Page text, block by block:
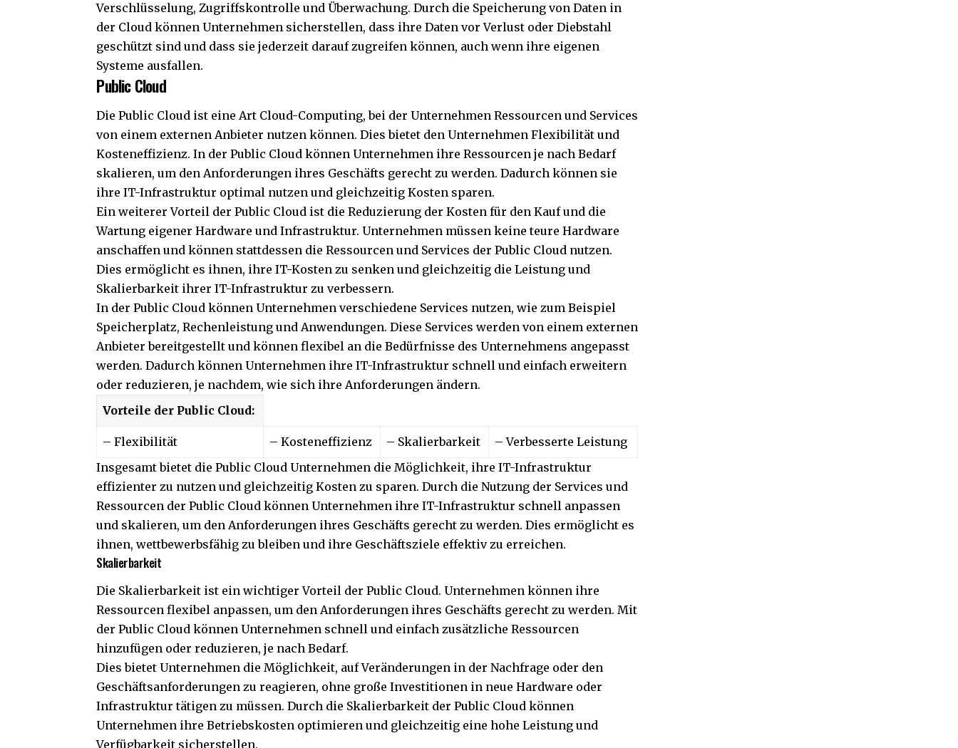
Verschlüsselung, Zugriffskontrolle und Überwachung. Durch die Speicherung von Daten in
der Cloud können Unternehmen sicherstellen, dass ihre Daten vor Verlust oder Diebstahl
geschützt sind und dass sie jederzeit darauf zugreifen können, auch wenn ihre eigenen
Systeme ausfallen.
Public Cloud
Die Public Cloud ist eine Art Cloud-Computing, bei der Unternehmen Ressourcen und Services
von einem externen Anbieter nutzen können. Dies bietet den Unternehmen Flexibilität und
Kosteneffizienz. In der Public Cloud können Unternehmen ihre Ressourcen je nach Bedarf
skalieren, um den Anforderungen ihres Geschäfts gerecht zu werden. Dadurch können sie
ihre IT-Infrastruktur optimal nutzen und gleichzeitig Kosten sparen.
Ein weiterer Vorteil der Public Cloud ist die Reduzierung der Kosten für den Kauf und die
Wartung eigener Hardware und Infrastruktur. Unternehmen müssen keine teure Hardware
anschaffen und können stattdessen die Ressourcen und Services der Public Cloud nutzen.
Dies ermöglicht es ihnen, ihre IT-Kosten zu senken und gleichzeitig die Leistung und
Skalierbarkeit ihrer IT-Infrastruktur zu verbessern.
In der Public Cloud können Unternehmen verschiedene Services nutzen, wie zum Beispiel
Speicherplatz, Rechenleistung und Anwendungen. Diese Services werden von einem externen
Anbieter bereitgestellt und können flexibel an die Bedürfnisse des Unternehmens angepasst
werden. Dadurch können Unternehmen ihre IT-Infrastruktur schnell und einfach erweitern
oder reduzieren, je nachdem, wie sich ihre Anforderungen ändern.
Vorteile der Public Cloud:
– Flexibilität – Kosteneffizienz – Skalierbarkeit
– Verbesserte Leistung
Insgesamt bietet die Public Cloud Unternehmen die Möglichkeit, ihre IT-Infrastruktur
effizienter zu nutzen und gleichzeitig Kosten zu sparen. Durch die Nutzung der Services und
Ressourcen der Public Cloud können Unternehmen ihre IT-Infrastruktur schnell anpassen
und skalieren, um den Anforderungen ihres Geschäfts gerecht zu werden. Dies ermöglicht es
ihnen, wettbewerbsfähig zu bleiben und ihre Geschäftsziele effektiv zu erreichen.
Skalierbarkeit
Die Skalierbarkeit ist ein wichtiger Vorteil der Public Cloud. Unternehmen können ihre
Ressourcen flexibel anpassen, um den Anforderungen ihres Geschäfts gerecht zu werden. Mit
der Public Cloud können Unternehmen schnell und einfach zusätzliche Ressourcen
hinzufügen oder reduzieren, je nach Bedarf.
Dies bietet Unternehmen die Möglichkeit, auf Veränderungen in der Nachfrage oder den
Geschäftsanforderungen zu reagieren, ohne große Investitionen in neue Hardware oder
Infrastruktur tätigen zu müssen. Durch die Skalierbarkeit der Public Cloud können
Unternehmen ihre Betriebskosten optimieren und gleichzeitig eine hohe Leistung und
Verfügbarkeit sicherstellen.